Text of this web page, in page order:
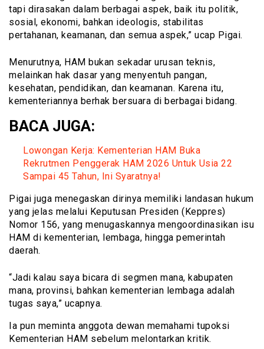
tapi dirasakan dalam berbagai aspek, baik itu politik,
sosial, ekonomi, bahkan ideologis, stabilitas
pertahanan, keamanan, dan semua aspek,” ucap Pigai.
Menurutnya, HAM bukan sekadar urusan teknis,
melainkan hak dasar yang menyentuh pangan,
kesehatan, pendidikan, dan keamanan. Karena itu,
kementeriannya berhak bersuara di berbagai bidang.
BACA JUGA:
Lowongan Kerja: Kementerian HAM Buka
Rekrutmen Penggerak HAM 2026 Untuk Usia 22
Sampai 45 Tahun, Ini Syaratnya!
Pigai juga menegaskan dirinya memiliki landasan hukum
yang jelas melalui Keputusan Presiden (Keppres)
Nomor 156, yang menugaskannya mengoordinasikan isu
HAM di kementerian, lembaga, hingga pemerintah
daerah.
“Jadi kalau saya bicara di segmen mana, kabupaten
mana, provinsi, bahkan kementerian lembaga adalah
tugas saya,” ucapnya.
Ia pun meminta anggota dewan memahami tupoksi
Kementerian HAM sebelum melontarkan kritik.